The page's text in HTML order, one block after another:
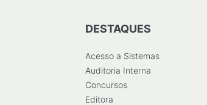
DESTAQUES
Acesso a Sistemas
Auditoria Interna
Concursos
Editora